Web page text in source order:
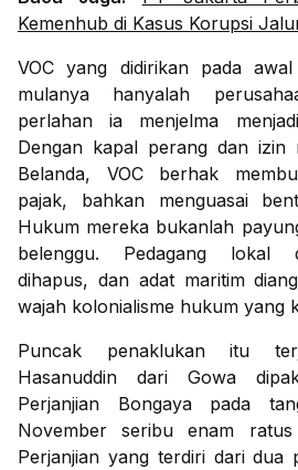
Kemenhub di Kasus Korupsi
VOC yang didirikan pada
mulanya hanyalah
perlahan ia menjelma
Dengan kapal perang dan izin
Belanda, VOC berhak
pajak, bahkan menguasai
Hukum mereka bukanlah
belenggu. Pedagang lokal
dihapus, dan adat maritim
wajah kolonialisme hukum yang
Puncak penaklukan itu
Hasanuddin dari Gowa
Perjanjian Bongaya pada
November seribu enam
Perjanjian yang terdiri dari dua